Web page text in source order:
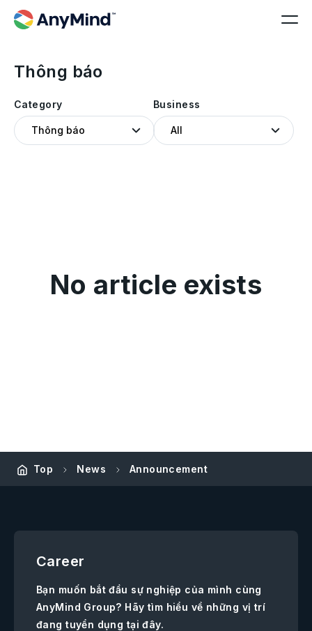
Thông báo
Category Business
No article exists
Top News Announcement
Career
Bạn muốn bắt đầu sự nghiệp của mình cùng
AnyMind Group? Hãy tìm hiểu về những vị trí
đang tuyển dụng tại đây.